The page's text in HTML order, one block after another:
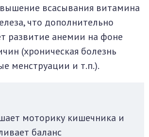
всасывания витамина
что дополнительно
развитие анемии на фоне
(хроническая болезнь
менструации и т.п.).
моторику кишечника и
баланс